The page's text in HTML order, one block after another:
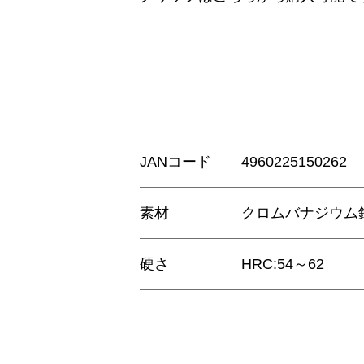
JANコード 4960225150262
素材 クロムバナジウム
硬さ HRC:54～62